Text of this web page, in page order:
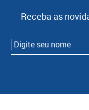
Receba as